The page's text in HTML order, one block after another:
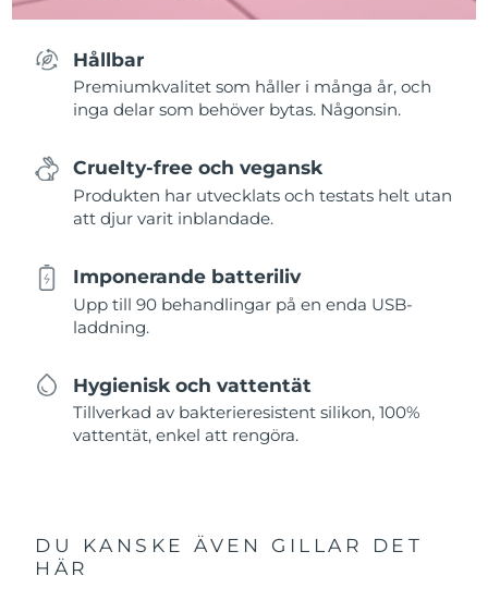
Hållbar
Premiumkvalitet som håller i många år, och
inga delar som behöver bytas. Någonsin.
Cruelty-free och vegansk
Produkten har utvecklats och testats helt utan
att djur varit inblandade.
Imponerande batteriliv
Upp till 90 behandlingar på en enda USB-
laddning.
Hygienisk och vattentät
Tillverkad av bakterieresistent silikon, 100%
vattentät, enkel att rengöra.
DU KANSKE ÄVEN GILLAR DET
HÄR